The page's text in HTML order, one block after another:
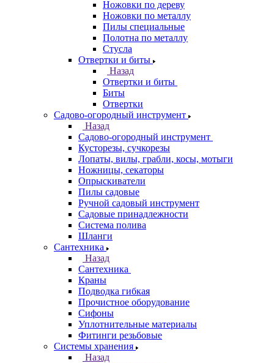
Ножовки по дереву
Ножовки по металлу
Пилы специальные
Полотна по металлу
Стусла
Отвертки и биты
Назад
Отвертки и биты
Биты
Отвертки
Садово-огородный инструмент
Назад
Садово-огородный инструмент
Кусторезы, сучкорезы
Лопаты, вилы, грабли, косы, мотыги
Ножницы, секаторы
Опрыскиватели
Пилы садовые
Ручной садовый инструмент
Садовые принадлежности
Система полива
Шланги
Сантехника
Назад
Сантехника
Краны
Подводка гибкая
Прочистное оборудование
Сифоны
Уплотнительные материалы
Фитинги резьбовые
Системы хранения
Назад